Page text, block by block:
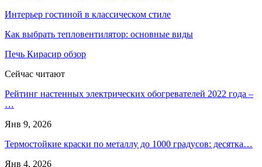
Интерьер гостиной в классическом стиле
Как выбрать тепловентилятор: основные виды
Печь Кирасир обзор
Сейчас читают
Рейтинг настенных электрических обогревателей 2022 года –
…
Янв 9, 2026
Термостойкие краски по металлу до 1000 градусов: десятка…
Янв 4, 2026